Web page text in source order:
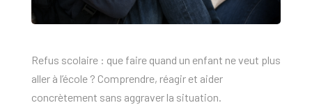
Refus scolaire : que faire quand un enfant ne veut plus
aller à l’école ? Comprendre, réagir et aider
concrètement sans aggraver la situation.